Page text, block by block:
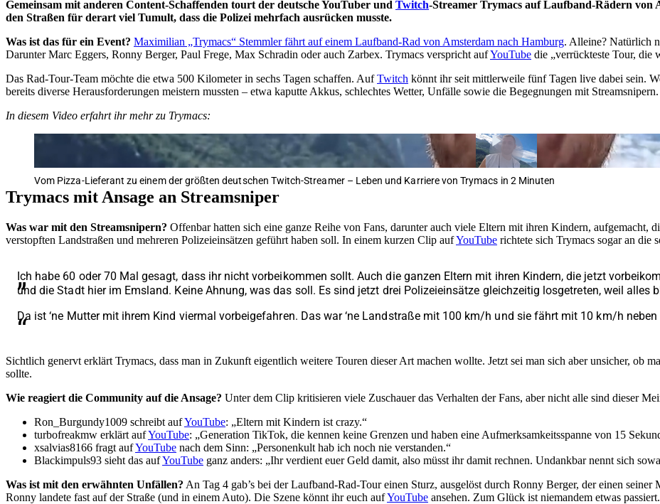
Gemeinsam mit anderen Content-Schaffenden tourt der deutsche YouTuber und Twitch-Streamer Trymacs auf Laufband-Rädern von
den Straßen für derart viel Tumult, dass die Polizei mehrfach ausrücken musste.
Was ist das für ein Event? Maximilian „Trymacs“ Stemmler fährt auf einem Laufband-Rad von Amsterdam nach Hamburg. Alleine? Natürlich
Darunter Marc Eggers, Ronny Berger, Paul Frege, Max Schradin oder auch Zarbex. Trymacs verspricht aufYouTube die „verrückteste Tour, die
Das Rad-Tour-Team möchte die etwa 500 Kilometer in sechs Tagen schaffen. AufTwitch könnt ihr seit mittlerweile fünf Tagen live dabei sein.
bereits diverse Herausforderungen meistern mussten – etwa kaputte Akkus, schlechtes Wetter, Unfälle sowie die Begegnungen mit Streamsnipern.
In diesem Video erfahrt ihr mehr zu Trymacs:
Vom Pizza-Lieferant zu einem der größten deutschen Twitch-Streamer – Leben und Karriere von Trymacs in 2 Minuten
Trymacs mit Ansage an Streamsniper
Was war mit den Streamsnipern? Offenbar hatten sich eine ganze Reihe von Fans, darunter auch viele Eltern mit ihren Kindern, aufgemacht,
verstopften Landstraßen und mehreren Polizeieinsätzen geführt haben soll. In einem kurzen Clip aufYouTube richtete sich Trymacs sogar an die
Ich habe 60 oder 70 Mal gesagt, dass ihr nicht vorbeikommen sollt. Auch die ganzen Eltern mit ihren Kindern, die jetzt
und die Stadt hier im Emsland. Keine Ahnung, was das soll. Es sind jetzt drei Polizeieinsätze gleichzeitig losgetreten, weil alles
Da ist ‘ne Mutter mit ihrem Kind viermal vorbeigefahren. Das war ‘ne Landstraße mit 100 km/h und sie fährt mit 10 km/h neben
Sichtlich genervt erklärt Trymacs, dass man in Zukunft eigentlich weitere Touren dieser Art machen wollte. Jetzt sei man sich aber unsicher, ob
sollte.
Wie reagiert die Community auf die Ansage? Unter dem Clip kritisieren viele Zuschauer das Verhalten der Fans, aber nicht alle sind dieser
Ron_Burgundy1009 schreibt aufYouTube: „Eltern mit Kindern ist crazy.“
turbofreakmw erklärt aufYouTube: „Generation TikTok, die kennen keine Grenzen und haben eine Aufmerksamkeitsspanne von 15
xsalvias8166 fragt aufYouTube nach dem Sinn: „Personenkult hab ich noch nie verstanden.“
Blackimpuls93 sieht das aufYouTube ganz anders: „Ihr verdient euer Geld damit, also müsst ihr damit rechnen. Undankbar nennt sich
Was ist mit den erwähnten Unfällen? An Tag 4 gab’s bei der Laufband-Rad-Tour einen Sturz, ausgelöst durch Ronny Berger, der einen
Ronny landete fast auf der Straße (und in einem Auto). Die Szene könnt ihr euch aufYouTube ansehen. Zum Glück ist niemandem etwas passiert.